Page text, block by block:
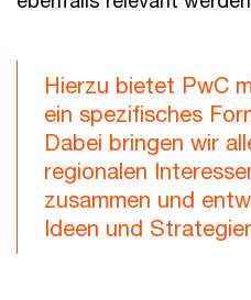
Hierzu bietet PwC
ein spezifisches
Dabei bringen wir
regionalen
zusammen und
Ideen und